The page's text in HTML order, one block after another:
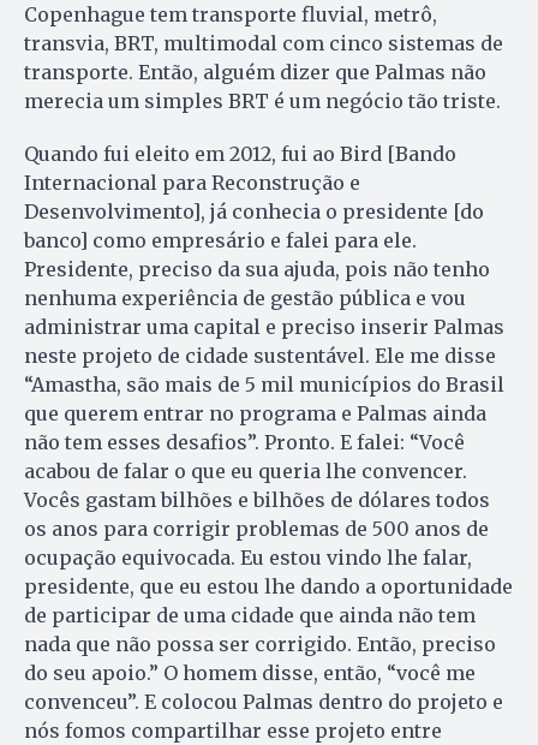
Copenhague tem transporte fluvial, metrô,
transvia, BRT, multimodal com cinco sistemas de
transporte. Então, alguém dizer que Palmas não
merecia um simples BRT é um negócio tão triste.
Quando fui eleito em 2012, fui ao Bird [Bando
Internacional para Reconstrução e
Desenvolvimento], já conhecia o presidente [do
banco] como empresário e falei para ele.
Presidente, preciso da sua ajuda, pois não tenho
nenhuma experiência de gestão pública e vou
administrar uma capital e preciso inserir Palmas
neste projeto de cidade sustentável. Ele me disse
“Amastha, são mais de 5 mil municípios do Brasil
que querem entrar no programa e Palmas ainda
não tem esses desafios”. Pronto. E falei: “Você
acabou de falar o que eu queria lhe convencer.
Vocês gastam bilhões e bilhões de dólares todos
os anos para corrigir problemas de 500 anos de
ocupação equivocada. Eu estou vindo lhe falar,
presidente, que eu estou lhe dando a oportunidade
de participar de uma cidade que ainda não tem
nada que não possa ser corrigido. Então, preciso
do seu apoio.” O homem disse, então, “você me
convenceu”. E colocou Palmas dentro do projeto e
nós fomos compartilhar esse projeto entre